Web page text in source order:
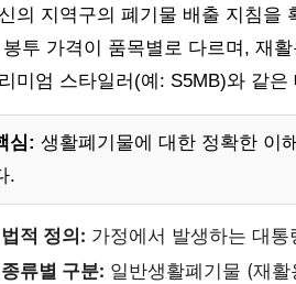
의 지역구의 폐기물 배출 지침을
투 가격이 품목별로 다르며, 재
미엄 스타일러(예: S5MB)와 같
심: 생활폐기물에 대한 정확한 이
.
법적 정의: 가정에서 발생하는 대
종류별 구분: 일반생활폐기물 (재